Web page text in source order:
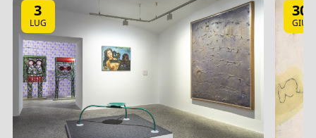
3
LUG
30
GIU